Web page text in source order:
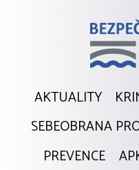
AKTUALITY
SEBEOBRANA
PREVENCE